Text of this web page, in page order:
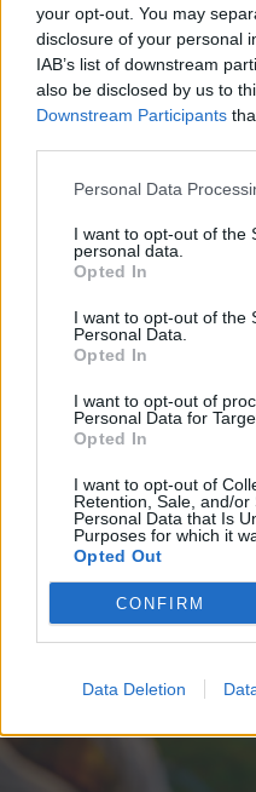
your opt-out. You may
disclosure of your personal
IAB’s list of downstream
also be disclosed by us to
Downstream Participants
Personal Data
I want to opt-out of the
personal data.
Opted In
I want to opt-out of the
Personal Data.
Opted In
I want to opt-out of
Personal Data for
Opted In
I want to opt-out of
Retention, Sale, and/or
Personal Data that Is
Purposes for which it
Opted Out
CONFIRM
Data Deletion
2023. szeptember 30.,
Három utca
Oklánd